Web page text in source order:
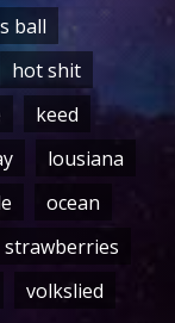
ball
hot shit
keed
lousiana
ocean
strawberries
volkslied